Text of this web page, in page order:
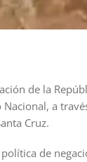
de la
a
Cruz.
de